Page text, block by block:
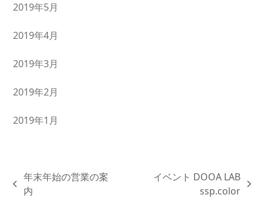
2019年5月
2019年4月
2019年3月
2019年2月
2019年1月
previous
年末年始の営業の案
内
イベント DOOA LAB
ssp.color